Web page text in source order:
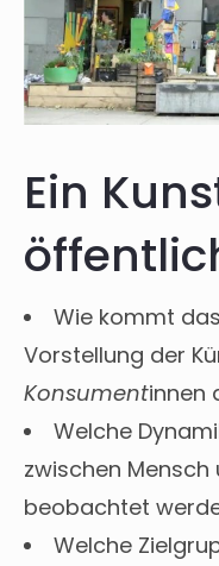
Ein
Wie kommt
Vorstellung der
Konsumentinnen
Welche
zwischen Mensch
beobachtet
Welche